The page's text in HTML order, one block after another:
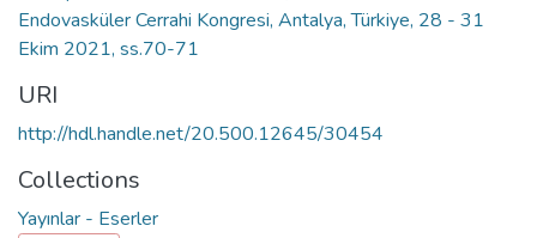
Endovasküler Cerrahi Kongresi, Antalya, Türkiye, 28 - 31
Ekim 2021, ss.70-71
URI
http://hdl.handle.net/20.500.12645/30454
Collections
Yayınlar - Eserler